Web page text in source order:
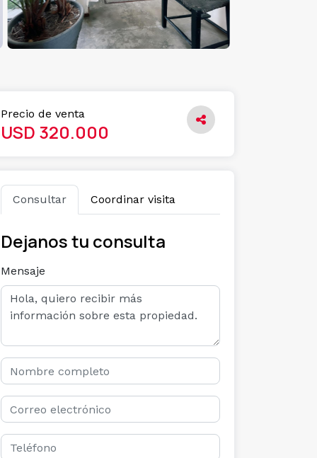
Precio de venta
USD 320.000
Consultar Coordinar visita
Dejanos tu consulta
Mensaje